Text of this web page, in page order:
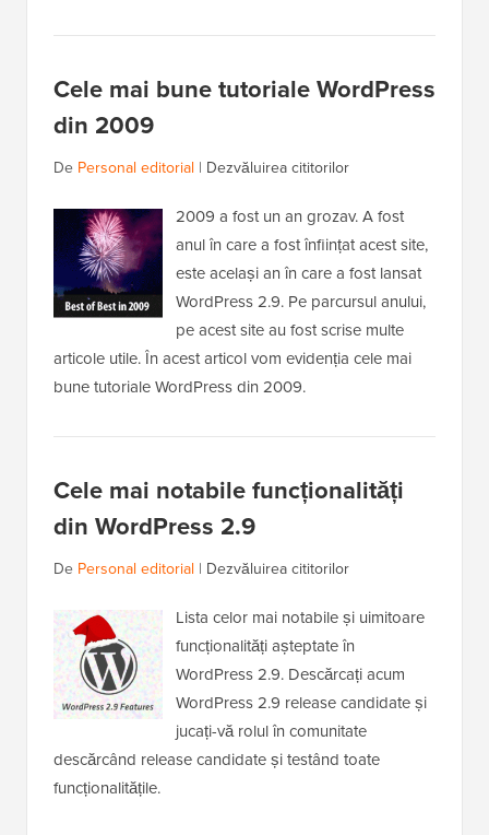
Cele mai bune tutoriale WordPress
din 2009
De Personal editorial | Dezvăluirea cititorilor
2009 a fost un an grozav. A fost
anul în care a fost înființat acest site,
este același an în care a fost lansat
WordPress 2.9. Pe parcursul anului,
pe acest site au fost scrise multe
articole utile. În acest articol vom evidenția cele mai
bune tutoriale WordPress din 2009.
Cele mai notabile funcționalități
din WordPress 2.9
De Personal editorial | Dezvăluirea cititorilor
Lista celor mai notabile și uimitoare
funcționalități așteptate în
WordPress 2.9. Descărcați acum
WordPress 2.9 release candidate și
jucați-vă rolul în comunitate
descărcând release candidate și testând toate
funcționalitățile.